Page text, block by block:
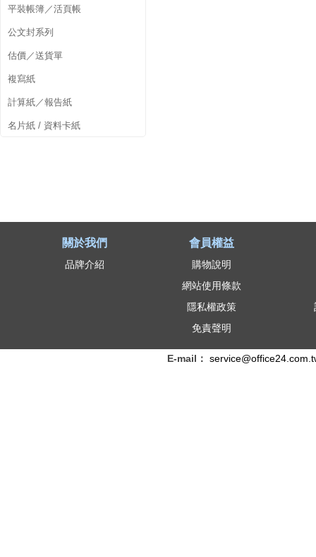
平裝帳簿／活頁帳
公文封系列
估價／送貨單
複寫紙
計算紙／報告紙
名片紙 / 資料卡紙
關於我們
品牌介紹
會員權益
購物說明
網站使用條款
隱私權政策
免責聲明
E-mail：